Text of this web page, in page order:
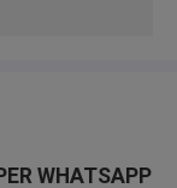
WHATSAPP